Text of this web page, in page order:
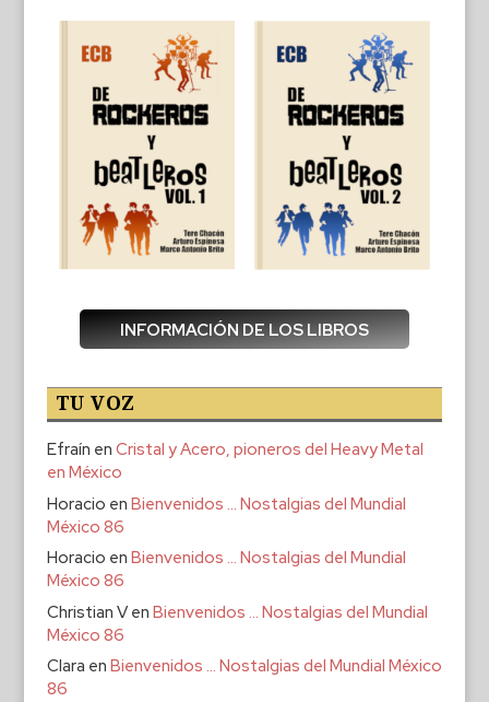
INFORMACIÓN DE LOS LIBROS
TU VOZ
Efraín en Cristal y Acero, pioneros del Heavy Metal
en México
Horacio en Bienvenidos … Nostalgias del Mundial
México 86
Horacio en Bienvenidos … Nostalgias del Mundial
México 86
Christian Ven Bienvenidos … Nostalgias del Mundial
México 86
Clara en Bienvenidos … Nostalgias del Mundial México
86